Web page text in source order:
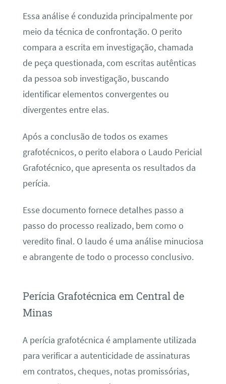
Essa análise é conduzida principalmente por
meio da técnica de confrontação. O perito
compara a escrita em investigação, chamada
de peça questionada, com escritas autênticas
da pessoa sob investigação, buscando
identificar elementos convergentes ou
divergentes entre elas.
Após a conclusão de todos os exames
grafotécnicos, o perito elabora o Laudo Pericial
Grafotécnico, que apresenta os resultados da
perícia.
Esse documento fornece detalhes passo a
passo do processo realizado, bem como o
veredito final. O laudo é uma análise minuciosa
e abrangente de todo o processo conclusivo.
Perícia Grafotécnica em Central de
Minas
A perícia grafotécnica é amplamente utilizada
para verificar a autenticidade de assinaturas
em contratos, cheques, notas promissórias,